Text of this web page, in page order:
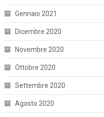
Gennaio 2021
Dicembre 2020
Novembre 2020
Ottobre 2020
Settembre 2020
Agosto 2020